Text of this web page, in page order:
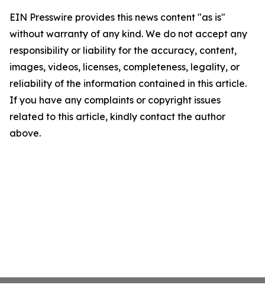
EIN Presswire provides this news content "as is"
without warranty of any kind. We do not accept any
responsibility or liability for the accuracy, content,
images, videos, licenses, completeness, legality, or
reliability of the information contained in this article.
If you have any complaints or copyright issues
related to this article, kindly contact the author
above.